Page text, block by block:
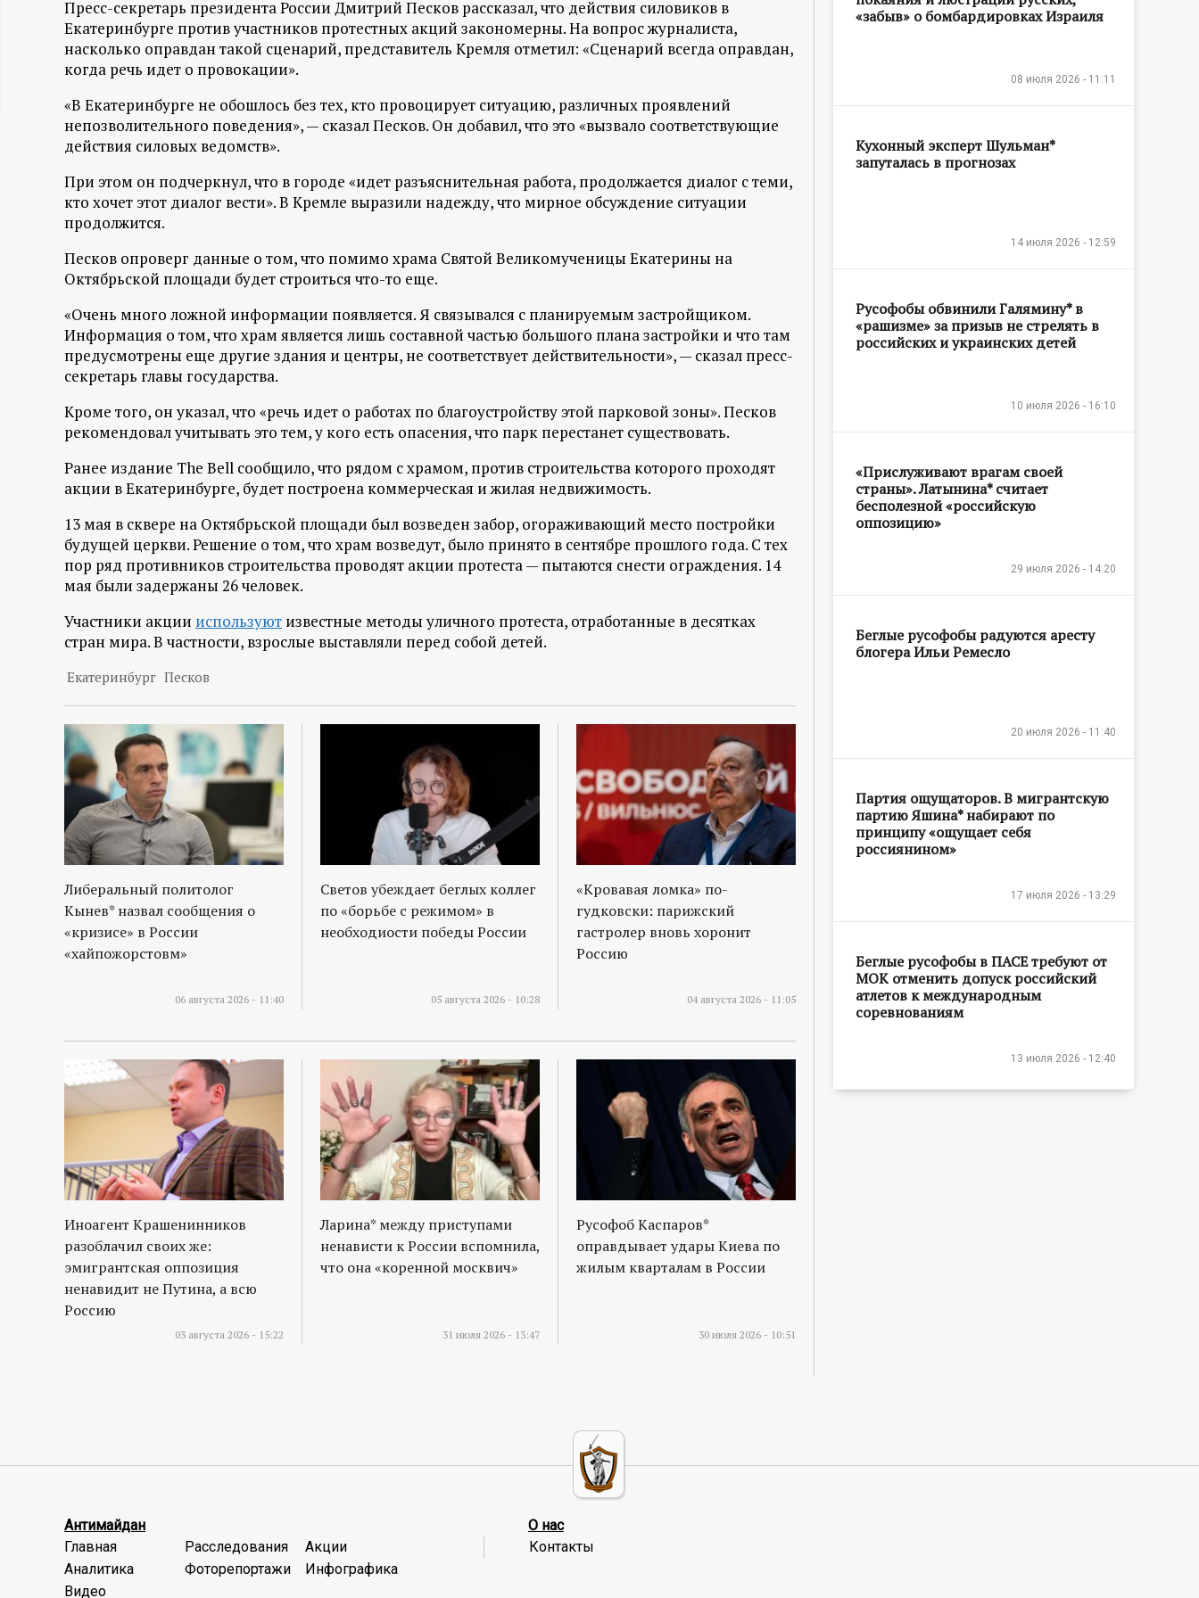
ц
и
о
н
н
ы
й
п
о
р
т
а
л
Пресс-секретарь президента России Дмитрий Песков рассказал, что действия силовиков в
Екатеринбурге против участников протестных акций закономерны. На вопрос журналиста,
насколько оправдан такой сценарий, представитель Кремля отметил: «Сценарий всегда оправдан,
когда речь идет о провокации».
«В Екатеринбурге не обошлось без тех, кто провоцирует ситуацию, различных проявлений
непозволительного поведения», — сказал Песков. Он добавил, что это «вызвало соответствующие
действия силовых ведомств».
При этом он подчеркнул, что в городе «идет разъяснительная работа, продолжается диалог с теми,
кто хочет этот диалог вести». В Кремле выразили надежду, что мирное обсуждение ситуации
продолжится.
Песков опроверг данные о том, что помимо храма Святой Великомученицы Екатерины на
Октябрьской площади будет строиться что-то еще.
«Очень много ложной информации появляется. Я связывался с планируемым застройщиком.
Информация о том, что храм является лишь составной частью большого плана застройки и что там
предусмотрены еще другие здания и центры, не соответствует действительности», — сказал пресс-
секретарь главы государства.
Кроме того, он указал, что «речь идет о работах по благоустройству этой парковой зоны». Песков
рекомендовал учитывать это тем, у кого есть опасения, что парк перестанет существовать.
Ранее издание The Bell сообщило, что рядом с храмом, против строительства которого проходят
акции в Екатеринбурге, будет построена коммерческая и жилая недвижимость.
13 мая в сквере на Октябрьской площади был возведен забор, огораживающий место постройки
будущей церкви. Решение о том, что храм возведут, было принято в сентябре прошлого года. С тех
пор ряд противников строительства проводят акции протеста — пытаются снести ограждения. 14
мая были задержаны 26 человек.
Участники акции используют известные методы уличного протеста, отработанные в десятках
стран мира. В частности, взрослые выставляли перед собой детей.
Екатеринбург Песков
Либеральный политолог
Кынев* назвал сообщения о
«кризисе» в России
«хайпожорстовм»
06 августа 2026 - 11:40
Светов убеждает беглых коллег
по «борьбе с режимом» в
необходиости победы России
05 августа 2026 - 10:28
«Кровавая ломка» по-
гудковски: парижский
гастролер вновь хоронит
Россию
04 августа 2026 - 11:05
Иноагент Крашенинников
разоблачил своих же:
эмигрантская оппозиция
ненавидит не Путина, а всю
Россию
03 августа 2026 - 15:22
Ларина* между приступами
ненависти к России вспомнила,
что она «коренной москвич»
31 июля 2026 - 13:47
Русофоб Каспаров*
оправдывает удары Киева по
жилым кварталам в России
30 июля 2026 - 10:51
«забыв» о бомбардировках Израиля
08 июля 2026 - 11:11
Кухонный эксперт Шульман*
запуталась в прогнозах
14 июля 2026 - 12:59
Русофобы обвинили Галямину* в
«рашизме» за призыв не стрелять в
российских и украинских детей
10 июля 2026 - 16:10
«Прислуживают врагам своей
страны». Латынина* считает
бесполезной «российскую
оппозицию»
29 июля 2026 - 14:20
Беглые русофобы радуются аресту
блогера Ильи Ремесло
20 июля 2026 - 11:40
Партия ощущаторов. В мигрантскую
партию Яшина* набирают по
принципу «ощущает себя
россиянином»
17 июля 2026 - 13:29
Беглые русофобы в ПАСЕ требуют от
МОК отменить допуск российский
атлетов к международным
соревнованиям
13 июля 2026 - 12:40
Антимайдан
Главная
Расследования
Акции
Аналитика
Фоторепортажи
Инфографика
Видео
О нас
Контакты